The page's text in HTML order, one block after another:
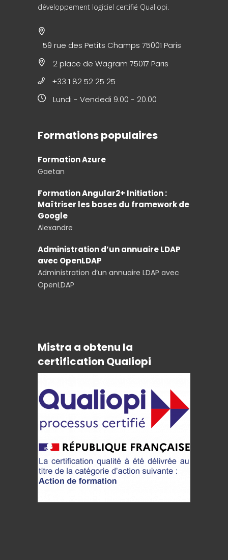
développement logiciel certifié Qualiopi.
59 rue des Petits Champs 75001 Paris
2 place de Wagram 75017 Paris
+33 1 82 52 25 25
Lundi - Vendedi 9.00 - 20.00
Formations populaires
Formation Azure
Gaetan
Formation Angular2+ Initiation :
Maîtriser les bases du framework de
Google
Alexandre
Administration d’un annuaire LDAP
avec OpenLDAP
Administration d’un annuaire LDAP avec
OpenLDAP
Mistra a obtenu la
certification Qualiopi